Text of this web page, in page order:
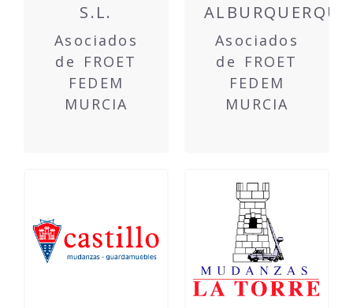
S.L.
Asociados
de FROET
FEDEM
MURCIA
ALBURQUERQUE
Asociados
de FROET
FEDEM
MURCIA